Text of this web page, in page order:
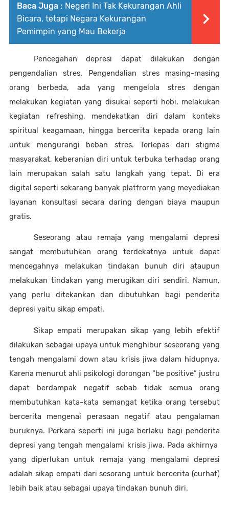
Baca Juga : Negeri Ini Tak Kekurangan Ahli
Bicara, tetapi Negara Kekurangan
Pemimpin yang Mau Bekerja
Pencegahan depresi dapat dilakukan dengan
pengendalian stres. Pengendalian stres masing-masing
orang berbeda, ada yang mengelola stres dengan
melakukan kegiatan yang disukai seperti hobi, melakukan
kegiatan refreshing, mendekatkan diri dalam konteks
spiritual keagamaan, hingga bercerita kepada orang lain
untuk mengurangi beban stres. Terlepas dari stigma
masyarakat, keberanian diri untuk terbuka terhadap orang
lain merupakan salah satu langkah yang tepat. Di era
digital seperti sekarang banyak platfrorm yang meyediakan
layanan konsultasi secara daring dengan biaya maupun
gratis.
Seseorang atau remaja yang mengalami depresi
sangat membutuhkan orang terdekatnya untuk dapat
mencegahnya melakukan tindakan bunuh diri ataupun
melakukan tindakan yang merugikan diri sendiri. Namun,
yang perlu ditekankan dan dibutuhkan bagi penderita
depresi yaitu sikap empati.
Sikap empati merupakan sikap yang lebih efektif
dilakukan sebagai upaya untuk menghibur seseorang yang
tengah mengalami down atau krisis jiwa dalam hidupnya.
Karena menurut ahli psikologi dorongan “be positive” justru
dapat berdampak negatif sebab tidak semua orang
membutuhkan kata-kata semangat ketika orang tersebut
bercerita mengenai perasaan negatif atau pengalaman
buruknya. Perkara seperti ini juga berlaku bagi penderita
depresi yang tengah mengalami krisis jiwa. Pada akhirnya
yang diperlukan untuk remaja yang mengalami depresi
adalah sikap empati dari sesorang untuk bercerita (curhat)
lebih baik atau sebagai upaya tindakan bunuh diri.